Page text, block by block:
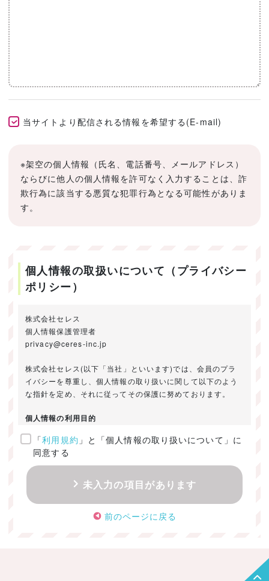
当サイトより配信される情報を希望する(E-mail)
※架空の個人情報（氏名、電話番号、メールアドレス）
ならびに他人の個人情報を許可なく入力することは、詐
欺行為に該当する悪質な犯罪行為となる可能性がありま
す。
個人情報の取扱いについて（プライバシー
ポリシー）
株式会社セレス
個人情報保護管理者
privacy@ceres-inc.jp
株式会社セレス(以下「当社」といいます)では、会員のプラ
イバシーを尊重し、個人情報の取り扱いに関して以下のよう
な指針を定め、それに従ってその保護に努めております。
個人情報の利用目的
ご提供いただきました個人情報は、以下のためにのみ利用い
たします。
・お問い合わせに対する回答及び資料送付のご連絡
・当社のお客様向けサービスの提供
・本人確認
・サービスの開発・改善のための分析
「利用規約 」と「個人情報の取り扱いについて」に
同意する
未入力の項目があります
前のページに戻る